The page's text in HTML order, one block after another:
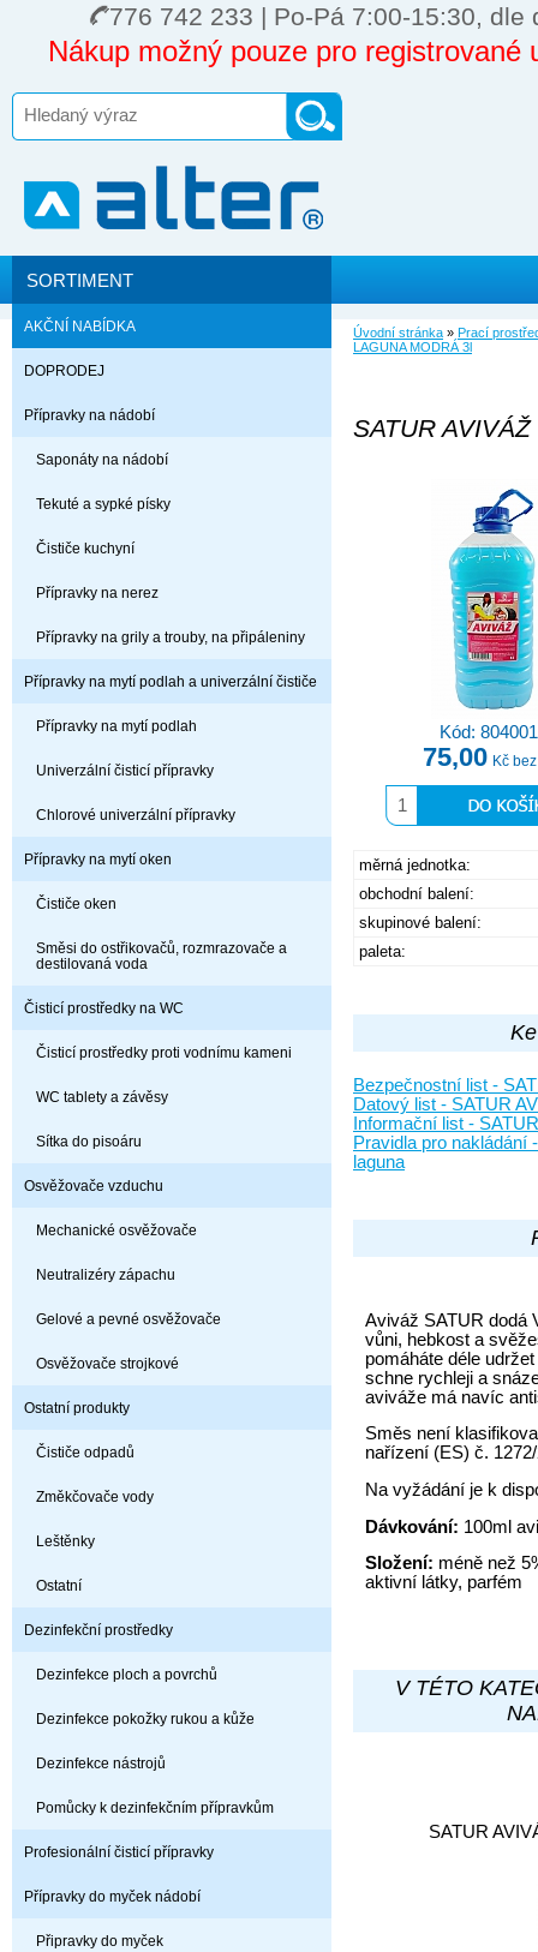
776 742 233 | Po-Pá 7:00-15:30, dle
Nákup možný pouze pro registrované
SORTIMENT
AKČNÍ NABÍDKA
DOPRODEJ
Přípravky na nádobí
Saponáty na nádobí
Tekuté a sypké písky
Čističe kuchyní
Přípravky na nerez
Přípravky na grily a trouby, na připáleniny
Přípravky na mytí podlah a univerzální čističe
Přípravky na mytí podlah
Univerzální čisticí přípravky
Chlorové univerzální přípravky
Přípravky na mytí oken
Čističe oken
Směsi do ostřikovačů, rozmrazovače a
destilovaná voda
Čisticí prostředky na WC
Čisticí prostředky proti vodnímu kameni
WC tablety a závěsy
Sítka do pisoáru
Osvěžovače vzduchu
Mechanické osvěžovače
Neutralizéry zápachu
Gelové a pevné osvěžovače
Osvěžovače strojkové
Ostatní produkty
Čističe odpadů
Změkčovače vody
Leštěnky
Ostatní
Dezinfekční prostředky
Dezinfekce ploch a povrchů
Dezinfekce pokožky rukou a kůže
Dezinfekce nástrojů
Pomůcky k dezinfekčním přípravkům
Profesionální čisticí přípravky
Přípravky do myček nádobí
Připravky do myček
Úvodní stránka » Prací
LAGUNA MODRÁ 3l
SATUR
Kód:
75,00 Kč
měrná jednotka:
obchodní balení:
skupinové balení:
paleta:
Bezpečnostní list -
Datový list - SATUR
Informační list -
Pravidla pro nakládání
laguna
Aviváž SATUR dodá
vůni, hebkost a
pomáháte déle
schne rychleji a
aviváže má navíc
Směs není
nařízení (ES) č.
Na vyžádání je k
Dávkování: 100ml
Složení: méně než
aktivní látky, parfém
V TÉTO
SATUR